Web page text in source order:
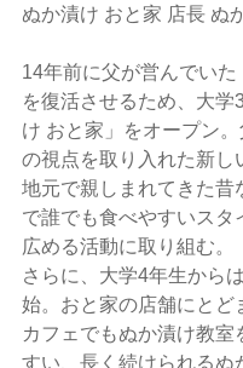
ぬか漬け おと家 店長 ぬ
14年前に父が営んでいた
を復活させるため、大
け おと家」をオープン
の視点を取り入れた新し
地元で親しまれてきた昔
で誰でも食べやすいスタ
広める活動に取り組む。
さらに、大学4年生から
始。おと家の店舗にとど
カフェでもぬか漬け教
すい、長く続けられるぬ